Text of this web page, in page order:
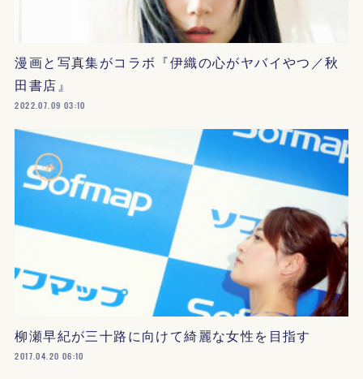
漫画と写真集がコラボ『伊織の心がヤバイやつ／秋
田書店』
2022.07.09 03:10
柳瀬早紀が三十路に向けて綺麗な女性を目指す
2017.04.20 06:10